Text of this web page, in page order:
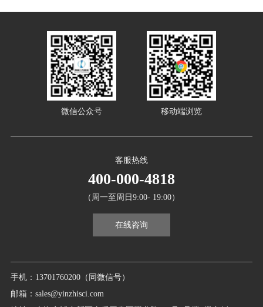
手机：13701760200（同微信号）
邮箱：sales@yinzhisci.com
客服热线
400-000-4818
（周一至周日9:00- 19:00）
在线咨询
微信公众号 移动端浏览